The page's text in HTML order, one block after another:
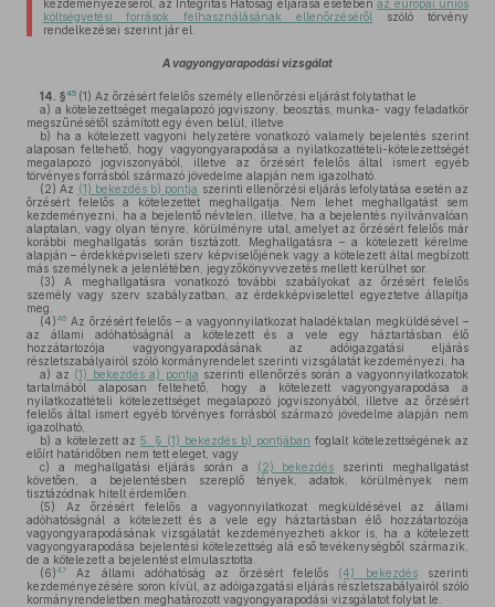
kezdeményezéséről, az Integritás Hatóság eljárása esetébenaz európai uniós
költségvetési források felhasználásának ellenőrzéséről
szóló törvény
rendelkezései szerint jár el.
A vagyongyarapodási vizsgálat
14. §45 (1) Az őrzésért felelős személy ellenőrzési eljárást folytathat le
a) a kötelezettséget megalapozó jogviszony, beosztás, munka- vagy feladatkör
megszűnésétől számított egy éven belül, illetve
b) ha a kötelezett vagyoni helyzetére vonatkozó valamely bejelentés szerint
alaposan feltehető, hogy vagyongyarapodása a nyilatkozattételi-kötelezettségét
megalapozó jogviszonyából, illetve az őrzésért felelős által ismert egyéb
törvényes forrásból származó jövedelme alapján nem igazolható.
(2) Az (1) bekezdés b) pontja szerinti ellenőrzési eljárás lefolytatása esetén az
őrzésért felelős a kötelezettet meghallgatja. Nem lehet meghallgatást sem
kezdeményezni, ha a bejelentő névtelen, illetve, ha a bejelentés nyilvánvalóan
alaptalan, vagy olyan tényre, körülményre utal, amelyet az őrzésért felelős már
korábbi meghallgatás során tisztázott. Meghallgatásra – a kötelezett kérelme
alapján – érdekképviseleti szerv képviselőjének vagy a kötelezett által megbízott
más személynek a jelenlétében, jegyzőkönyvvezetés mellett kerülhet sor.
(3) A meghallgatásra vonatkozó további szabályokat az őrzésért felelős
személy vagy szerv szabályzatban, az érdekképviselettel egyeztetve állapítja
meg.
(4)46 Az őrzésért felelős – a vagyonnyilatkozat haladéktalan megküldésével –
az állami adóhatóságnál a kötelezett és a vele egy háztartásban élő
hozzátartozója vagyongyarapodásának az adóigazgatási eljárás
részletszabályairól szóló kormányrendelet szerinti vizsgálatát kezdeményezi, ha
a) az (1) bekezdés a) pontja szerinti ellenőrzés során a vagyonnyilatkozatok
tartalmából alaposan feltehető, hogy a kötelezett vagyongyarapodása a
nyilatkozattételi kötelezettséget megalapozó jogviszonyából, illetve az őrzésért
felelős által ismert egyéb törvényes forrásból származó jövedelme alapján nem
igazolható,
b) a kötelezett az 5. § (1) bekezdés b) pontjában foglalt kötelezettségének az
előírt határidőben nem tett eleget, vagy
c) a meghallgatási eljárás során a (2) bekezdés szerinti meghallgatást
követően, a bejelentésben szereplő tények, adatok, körülmények nem
tisztázódnak hitelt érdemlően.
(5) Az őrzésért felelős a vagyonnyilatkozat megküldésével az állami
adóhatóságnál a kötelezett és a vele egy háztartásban élő hozzátartozója
vagyongyarapodásának vizsgálatát kezdeményezheti akkor is, ha a kötelezett
vagyongyarapodása bejelentési kötelezettség alá eső tevékenységből származik,
de a kötelezett a bejelentést elmulasztotta.
(6)47 Az állami adóhatóság az őrzésért felelős (4) bekezdésszerinti
kezdeményezésére soron kívül, az adóigazgatási eljárás részletszabályairól szóló
kormányrendeletben meghatározott vagyongyarapodási vizsgálatot folytat le.